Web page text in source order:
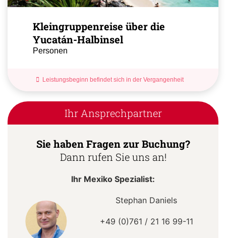
Kleingruppenreise über die
Yucatán-Halbinsel
Personen
Leistungsbeginn befindet sich in der Vergangenheit
Ihr Ansprechpartner
Sie haben Fragen zur Buchung?
Dann rufen Sie uns an!
Ihr Mexiko Spezialist:
Stephan Daniels
+49 (0)761 / 21 16 99-11